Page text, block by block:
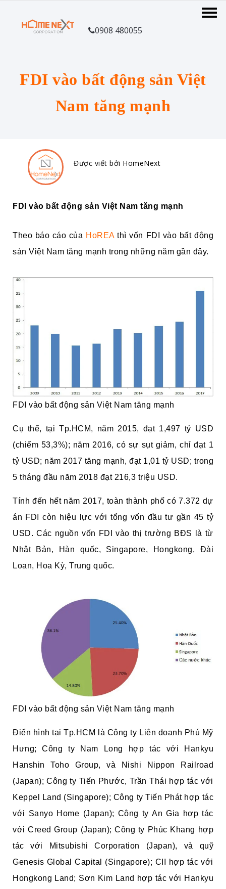
0908 480055
FDI vào bất động sản Việt
Nam tăng mạnh
Được viết bởi HomeNext
FDI vào bất động sản Việt Nam tăng mạnh
Theo báo cáo của HoREA thì vốn FDI vào bất động
sản Việt Nam tăng mạnh trong những năm gần đây.
FDI vào bất động sản Việt Nam tăng mạnh
Cụ thể, tại Tp.HCM, năm 2015, đạt 1,497 tỷ USD
(chiếm 53,3%); năm 2016, có sự sụt giảm, chỉ đạt 1
tỷ USD; năm 2017 tăng mạnh, đạt 1,01 tỷ USD; trong
5 tháng đầu năm 2018 đạt 216,3 triệu USD.
Tính đến hết năm 2017, toàn thành phố có 7.372 dự
án FDI còn hiệu lực với tổng vốn đầu tư gần 45 tỷ
USD. Các nguồn vốn FDI vào thị trường BĐS là từ
Nhật Bản, Hàn quốc, Singapore, Hongkong, Đài
Loan, Hoa Kỳ, Trung quốc.
FDI vào bất động sản Việt Nam tăng mạnh
Điển hình tại Tp.HCM là Công ty Liên doanh Phú Mỹ
Hưng; Công ty Nam Long hợp tác với Hankyu
Hanshin Toho Group, và Nishi Nippon Railroad
(Japan); Công ty Tiến Phước, Trần Thái hợp tác với
Keppel Land (Singapore); Công ty Tiến Phát hợp tác
với Sanyo Home (Japan); Công ty An Gia hợp tác
với Creed Group (Japan); Công ty Phúc Khang hợp
tác với Mitsubishi Corporation (Japan), và quỹ
Genesis Global Capital (Singapore); CII hợp tác với
Hongkong Land; Sơn Kim Land hợp tác với Hankyu